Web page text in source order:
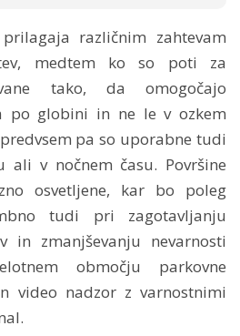
različnim zahtevam
medtem ko so poti za
tako, da omogočajo
po globini in ne le v ozkem
pa so uporabne tudi
ali v nočnem času. Površine
osvetljene, kar bo poleg
tudi pri zagotavljanju
in zmanjševanju nevarnosti
območju parkovne
video nadzor z varnostnimi